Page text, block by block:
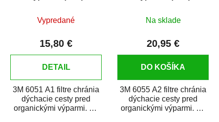
Vypredané
15,80 €
DETAIL
3M 6051 A1 filtre chránia
dýchacie cesty pred
organickými výparmi. Sú
Na sklade
20,95 €
DO KOŠÍKA
3M 6055 A2 filtre chránia
dýchacie cesty pred
organickými výparmi. Sú